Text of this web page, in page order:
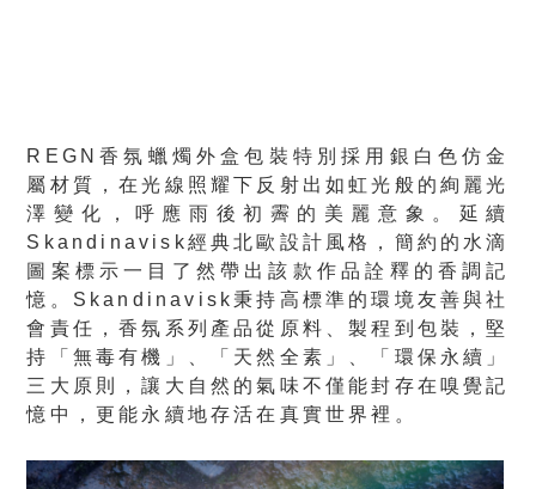
REGN香氛蠟燭外盒包裝特別採用銀白色仿金
屬材質，在光線照耀下反射出如虹光般的絢麗光
澤變化，呼應雨後初霽的美麗意象。延續
Skandinavisk經典北歐設計風格，簡約的水滴
圖案標示一目了然帶出該款作品詮釋的香調記
憶。Skandinavisk秉持高標準的環境友善與社
會責任，香氛系列產品從原料、製程到包裝，堅
持「無毒有機」、「天然全素」、「環保永續」
三大原則，讓大自然的氣味不僅能封存在嗅覺記
憶中，更能永續地存活在真實世界裡。